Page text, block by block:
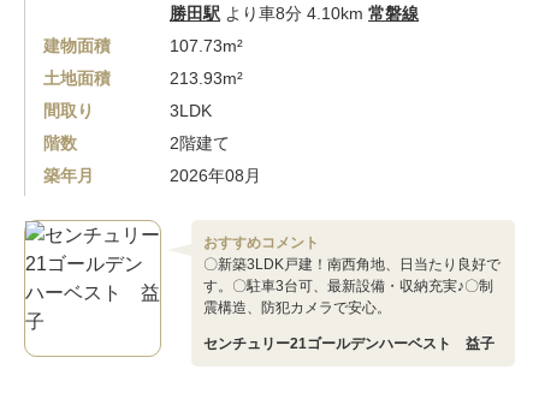
勝田駅 より車8分 4.10km 常磐線
建物面積
107.73m²
土地面積
213.93m²
間取り
3LDK
階数
2階建て
築年月
2026年08月
おすすめコメント
〇新築3LDK戸建！南西角地、日当たり良好で
す。〇駐車3台可、最新設備・収納充実♪〇制
震構造、防犯カメラで安心。
センチュリー21ゴールデンハーベスト 益子